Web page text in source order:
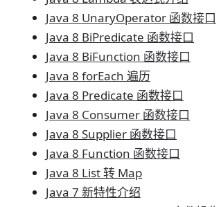
Java 8 UnaryOperator 函数接口
Java 8 BiPredicate 函数接口
Java 8 BiFunction 函数接口
Java 8 forEach 遍历
Java 8 Predicate 函数接口
Java 8 Consumer 函数接口
Java 8 Supplier 函数接口
Java 8 Function 函数接口
Java 8 List 转 Map
Java 7 新特性介绍